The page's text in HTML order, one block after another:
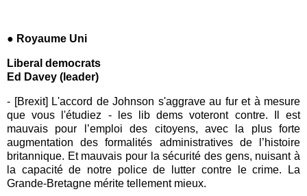
● Royaume Uni
Liberal democrats
Ed Davey (leader)
- [Brexit] L'accord de Johnson s'aggrave au fur et à mesure
que vous l'étudiez - les lib dems voteront contre. Il est
mauvais pour l’emploi des citoyens, avec la plus forte
augmentation des formalités administratives de l’histoire
britannique. Et mauvais pour la sécurité des gens, nuisant à
la capacité de notre police de lutter contre le crime. La
Grande-Bretagne mérite tellement mieux.